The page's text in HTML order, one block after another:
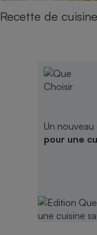
Recette de
Un nouveau
pour une